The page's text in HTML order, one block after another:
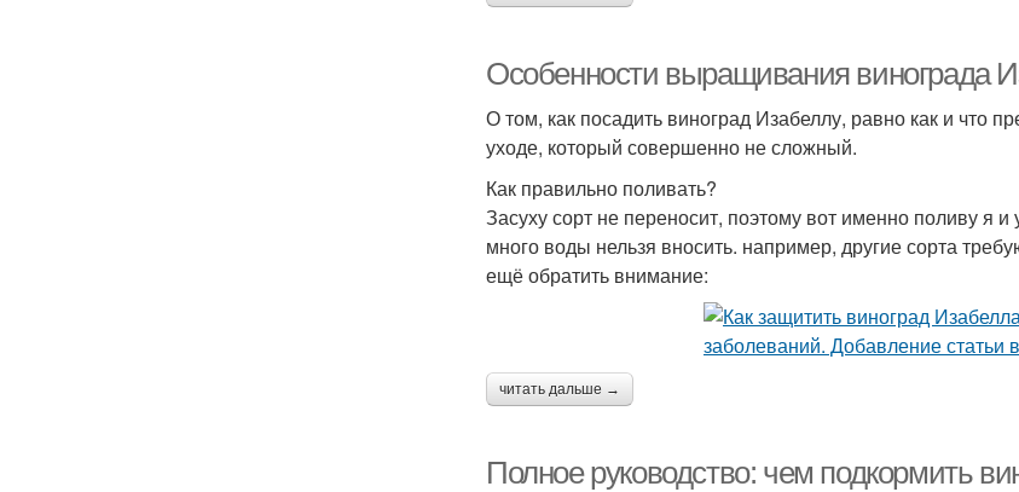
Особенности выращивания винограда
О том, как посадить виноград Изабеллу, равно как и что
уходе, который совершенно не сложный.
Как правильно поливать?
Засуху сорт не переносит, поэтому вот именно поливу я
много воды нельзя вносить. например, другие сорта
ещё обратить внимание:
читать дальше →
Полное руководство: чем подкормить